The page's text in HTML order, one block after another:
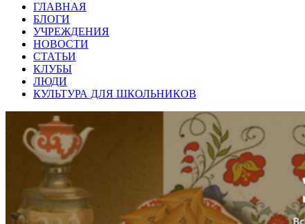
ГЛАВНАЯ
БЛОГИ
УЧРЕЖДЕНИЯ
НОВОСТИ
СТАТЬИ
КЛУБЫ
ЛЮДИ
КУЛЬТУРА ДЛЯ ШКОЛЬНИКОВ